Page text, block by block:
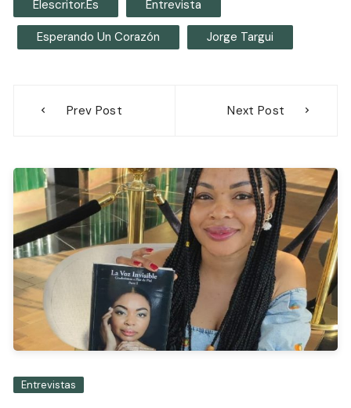
Elescritor.es Entrevista
Esperando Un Corazón Jorge Targui
Prev Post Next Post
Entrevistas